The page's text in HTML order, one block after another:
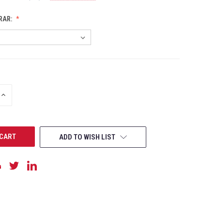
INCREASE
ADD TO WISH LIST